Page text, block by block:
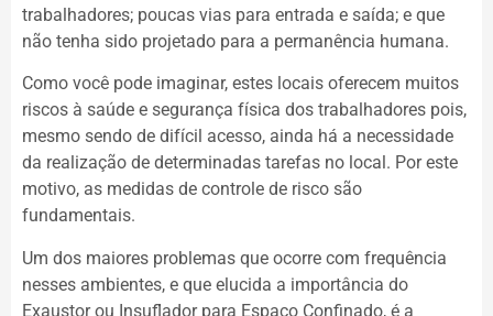
trabalhadores; poucas vias para entrada e saída; e que
não tenha sido projetado para a permanência humana.
Como você pode imaginar, estes locais oferecem muitos
riscos à saúde e segurança física dos trabalhadores pois,
mesmo sendo de difícil acesso, ainda há a necessidade
da realização de determinadas tarefas no local. Por este
motivo, as medidas de controle de risco são
fundamentais.
Um dos maiores problemas que ocorre com frequência
nesses ambientes, e que elucida a importância do
Exaustor ou Insuflador para Espaço Confinado, é a